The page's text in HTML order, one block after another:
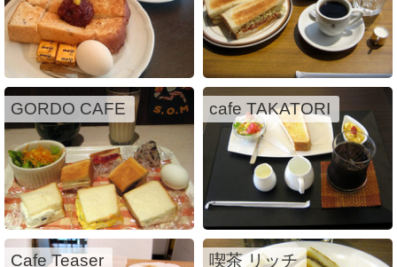
GORDO CAFE cafe TAKATORI
Cafe Teaser 喫茶 リッチ